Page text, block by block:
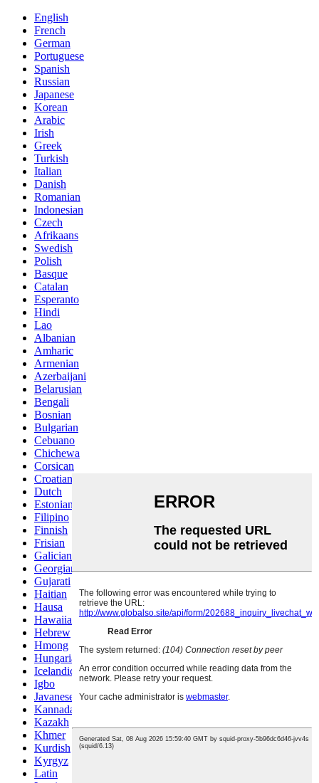
English
French
German
Portuguese
Spanish
Russian
Japanese
Korean
Arabic
Irish
Greek
Turkish
Italian
Danish
Romanian
Indonesian
Czech
Afrikaans
Swedish
Polish
Basque
Catalan
Esperanto
Hindi
Lao
Albanian
Amharic
Armenian
Azerbaijani
Belarusian
Bengali
Bosnian
Bulgarian
Cebuano
Chichewa
Corsican
Croatian
Dutch
Estonian
Filipino
Finnish
Frisian
Galician
Georgian
Gujarati
Haitian
Hausa
Hawaiian
Hebrew
Hmong
Hungarian
Icelandic
Igbo
Javanese
Kannada
Kazakh
Khmer
Kurdish
Kyrgyz
Latin